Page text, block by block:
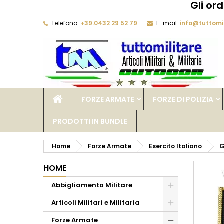
Gli
Telefono: +39.0432 29 52 79 E-mail:
FORZE ARMATE FORZE DI POLIZIA
PRODOTTI IN BUNDLE
Home Forze Armate Esercito Italiano
HOME
Abbigliamento Militare
Articoli Militari e Militaria
Forze Armate